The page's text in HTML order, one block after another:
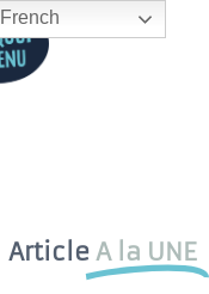
Article A la UNE
French